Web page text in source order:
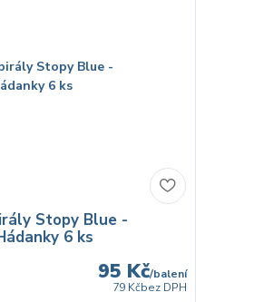
Stopy Blue -
6 ks
95 Kč/balení
79 Kčbez DPH